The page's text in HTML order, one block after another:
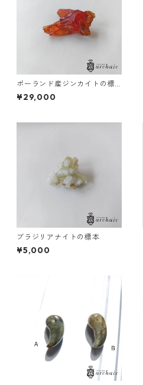
ポーランド産ジンカイトの標
本（赤）
¥29,000
ブラジリアナイトの標本
¥5,000